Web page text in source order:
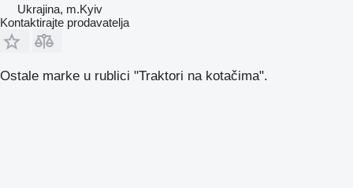
Ukrajina, m.Kyiv
Kontaktirajte prodavatelja
Ostale marke u rublici "Traktori na kotačima".